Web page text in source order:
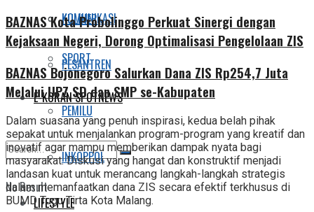
KULINER
SPORT
E-KORAN SPOTNEWS
No Result
KOMUNIKASI
PESANTREN
PEMILU
INKOPPOL
LIFESTYLE
BAZNAS Kota Probolinggo Perkuat Sinergi dengan
Kejaksaan Negeri, Dorong Optimalisasi Pengelolaan ZIS
BAZNAS Bojonegoro Salurkan Dana ZIS Rp254,7 Juta
Melalui UPZ SD dan SMP se-Kabupaten
Dalam suasana yang penuh inspirasi, kedua belah pihak
sepakat untuk menjalankan program-program yang kreatif dan
inovatif agar mampu memberikan dampak nyata bagi
masyarakat. Diskusi yang hangat dan konstruktif menjadi
landasan kuat untuk merancang langkah-langkah strategis
dalam memanfaatkan dana ZIS secara efektif terkhusus di
BUMD Tugu Tirta Kota Malang.